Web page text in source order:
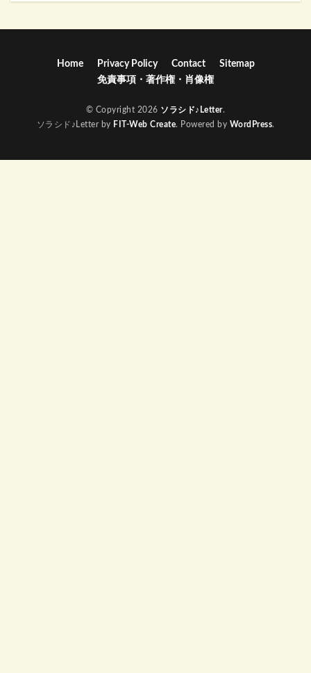
Home Privacy Policy Contact
Sitemap
免責事項・著作権・肖像権
© Copyright 2026 ソラシド♪Letter.
ソラシド♪Letter by FIT-Web Create. Powered by WordPress.